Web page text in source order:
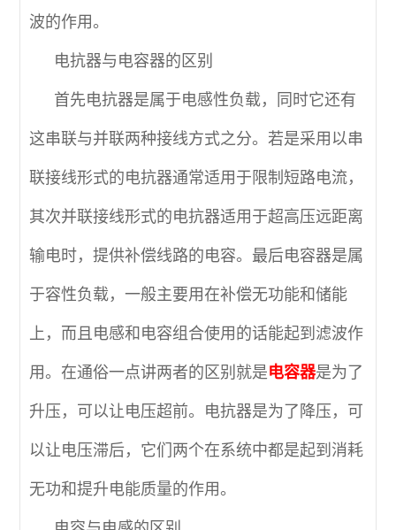
波的作用。
电抗器与电容器的区别
首先电抗器是属于电感性负载，同时它还有
这串联与并联两种接线方式之分。若是采用以串
联接线形式的电抗器通常适用于限制短路电流，
其次并联接线形式的电抗器适用于超高压远距离
输电时，提供补偿线路的电容。最后电容器是属
于容性负载，一般主要用在补偿无功能和储能
上，而且电感和电容组合使用的话能起到滤波作
用。在通俗一点讲两者的区别就是电容器是为了
升压，可以让电压超前。电抗器是为了降压，可
以让电压滞后，它们两个在系统中都是起到消耗
无功和提升电能质量的作用。